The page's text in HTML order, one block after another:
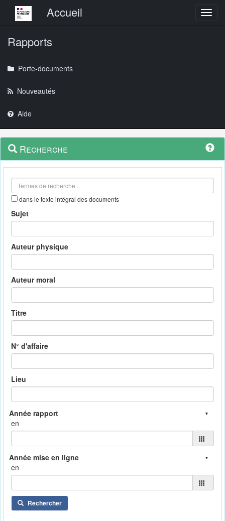
Menu principalAccueil
Rapports
Porte-documents
Nouveautés
Aide
Navigation
outils
Menu
contextuel
Recherche
dans le texte intégral des documents
Sujet
Auteur physique
Auteur moral
Titre
N° d'affaire
Lieu
en
en
Rechercher